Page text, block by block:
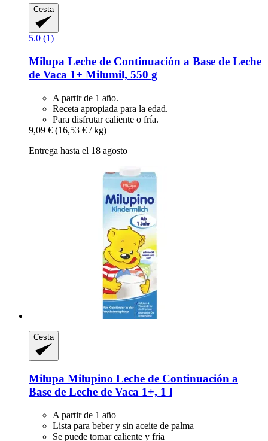
Cesta
5.0 (1)
Milupa Leche de Continuación a Base de Leche
de Vaca 1+ Milumil, 550 g
A partir de 1 año.
Receta apropiada para la edad.
Para disfrutar caliente o fría.
9,09 € (16,53 € / kg)
Entrega hasta el 18 agosto
Cesta
Milupa Milupino Leche de Continuación a
Base de Leche de Vaca 1+, 1 l
A partir de 1 año
Lista para beber y sin aceite de palma
Se puede tomar caliente y fría